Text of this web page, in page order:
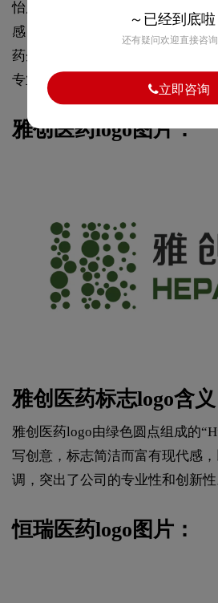
怡康医药绿色半圆，内含红色圆形
感，以绿色为主色调，象征着自
药企的形象。整体设计清晰地传
专业性。
雅创医药logo图片：
雅创医药标志logo含义
雅创医药logo由绿色圆点组成的
写创意，标志简洁而富有现代感
调，突出了公司的专业性和创新性
恒瑞医药logo图片：
～已经到底啦
还有疑问欢迎直接咨
立即咨询